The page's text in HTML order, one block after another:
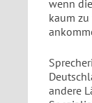
wenn
kaum
andere